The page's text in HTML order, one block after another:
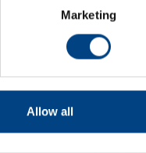
Marketing
Allow all
de